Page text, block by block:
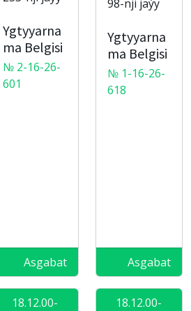
Ygtyyarna
ma Belgisi
№ 2-16-26-
601
Asgabat
98-nji jaýy
Ygtyyarna
ma Belgisi
№ 1-16-26-
618
Asgabat
18.12.00-
18.12.00-